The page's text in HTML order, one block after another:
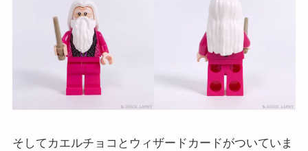
そしてカエルチョコとウィザードカードがついていま